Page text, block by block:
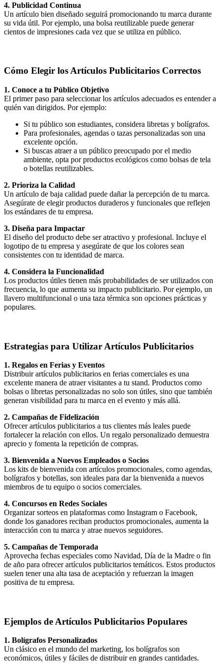
4. Publicidad Continua
Un artículo bien diseñado seguirá promocionando tu marca durante
su vida útil. Por ejemplo, una bolsa reutilizable puede generar
cientos de impresiones cada vez que se utiliza en público.
Cómo Elegir los Artículos Publicitarios Correctos
1. Conoce a tu Público Objetivo
El primer paso para seleccionar los artículos adecuados es entender a
quién van dirigidos. Por ejemplo:
Si tu público son estudiantes, considera libretas y bolígrafos.
Para profesionales, agendas o tazas personalizadas son una
excelente opción.
Si buscas atraer a un público preocupado por el medio
ambiente, opta por productos ecológicos como bolsas de tela
o botellas reutilizables.
2. Prioriza la Calidad
Un artículo de baja calidad puede dañar la percepción de tu marca.
Asegúrate de elegir productos duraderos y funcionales que reflejen
los estándares de tu empresa.
3. Diseña para Impactar
El diseño del producto debe ser atractivo y profesional. Incluye el
logotipo de tu empresa y asegúrate de que los colores sean
consistentes con tu identidad de marca.
4. Considera la Funcionalidad
Los productos útiles tienen más probabilidades de ser utilizados con
frecuencia, lo que aumenta su impacto publicitario. Por ejemplo, un
llavero multifuncional o una taza térmica son opciones prácticas y
populares.
Estrategias para Utilizar Artículos Publicitarios
1. Regalos en Ferias y Eventos
Distribuir artículos publicitarios en ferias comerciales es una
excelente manera de atraer visitantes a tu stand. Productos como
bolsas o libretas personalizadas no solo son útiles, sino que también
generan visibilidad para tu marca en el evento y más allá.
2. Campañas de Fidelización
Ofrecer artículos publicitarios a tus clientes más leales puede
fortalecer la relación con ellos. Un regalo personalizado demuestra
aprecio y fomenta la repetición de compras.
3. Bienvenida a Nuevos Empleados o Socios
Los kits de bienvenida con artículos promocionales, como agendas,
bolígrafos y botellas, son ideales para dar la bienvenida a nuevos
miembros de tu equipo o socios comerciales.
4. Concursos en Redes Sociales
Organizar sorteos en plataformas como Instagram o Facebook,
donde los ganadores reciban productos promocionales, aumenta la
interacción con tu marca y atrae nuevos seguidores.
5. Campañas de Temporada
Aprovecha fechas especiales como Navidad, Día de la Madre o fin
de año para ofrecer artículos publicitarios temáticos. Estos productos
suelen tener una alta tasa de aceptación y refuerzan la imagen
positiva de tu empresa.
Ejemplos de Artículos Publicitarios Populares
1. Bolígrafos Personalizados
Un clásico en el mundo del marketing, los bolígrafos son
económicos, útiles y fáciles de distribuir en grandes cantidades.